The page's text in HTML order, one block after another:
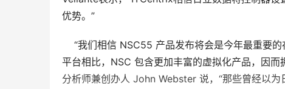
优势。”
“我们相信 NSC55 产品发布将会是今年最重要
平台相比，NSC 包含更加丰富的虚拟化产品，因
分析师兼创办人 John Webster 说，“那些曾经以